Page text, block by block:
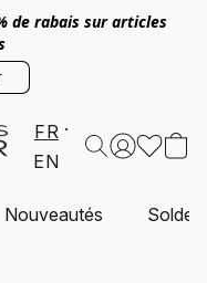
de rabais sur articles
FR
EN
Nouveautés Soldes